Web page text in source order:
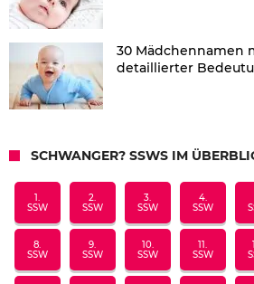
30 Mädchennamen
detaillierter
SCHWANGER? SSWS IM
1.
SSW
2.
SSW
3.
SSW
4.
SSW
8.
SSW
9.
SSW
10.
SSW
11.
SSW